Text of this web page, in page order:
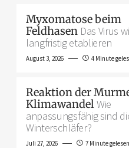
Myxomatose beim
Feldhasen Das Virus
langfristig etablieren
August 3, 2026 4 Minute
Reaktion der
KlimawandelWie
anpassungsfähig sind
Winterschläfer?
Juli 27, 2026 7 Minute gelesen